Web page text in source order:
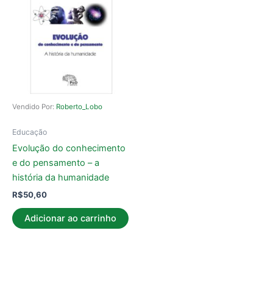
Vendido Por: Roberto_Lobo
Educação
Evolução do conhecimento
e do pensamento – a
história da humanidade
R$50,60
Adicionar ao carrinho